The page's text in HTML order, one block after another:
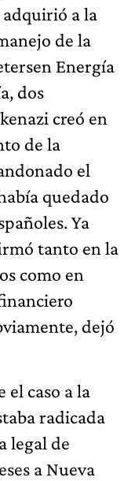
a la
de la
Energía
dos
creó en
de la
el
quedado
Ya
tanto en la
como en
dejó
caso a la
radicada
legal de
a Nueva